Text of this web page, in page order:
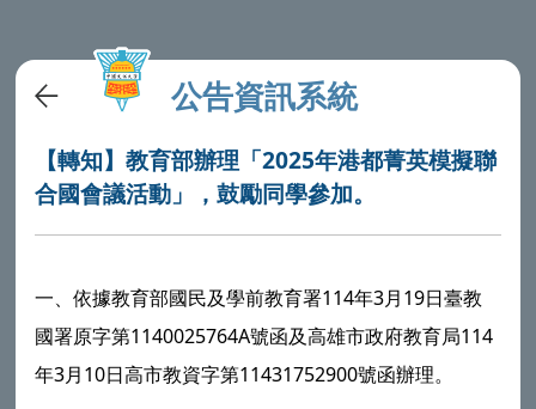
公告資訊系統
【轉知】教育部辦理「2025年港都菁英模擬聯
合國會議活動」，鼓勵同學參加。
一、依據教育部國民及學前教育署114年3月19日臺教
國署原字第1140025764A號函及高雄市政府教育局114
年3月10日高市教資字第11431752900號函辦理。